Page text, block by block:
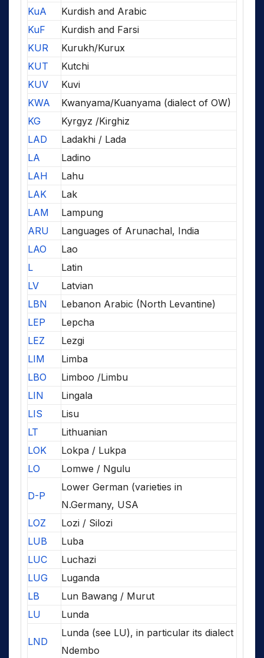
KuA
Kurdish and Arabic
KuF
Kurdish and Farsi
KUR
Kurukh/Kurux
KUT
Kutchi
KUV
Kuvi
KWA
Kwanyama/Kuanyama (dialect of OW)
KG
Kyrgyz /Kirghiz
LAD
Ladakhi / Lada
LA
Ladino
LAH
Lahu
LAK
Lak
LAM
Lampung
ARU
Languages of Arunachal, India
LAO
Lao
L
Latin
LV
Latvian
LBN
Lebanon Arabic (North Levantine)
LEP
Lepcha
LEZ
Lezgi
LIM
Limba
LBO
Limboo /Limbu
LIN
Lingala
LIS
Lisu
LT
Lithuanian
LOK
Lokpa / Lukpa
LO
Lomwe / Ngulu
D-P
Lower German (varieties in
N.Germany, USA
LOZ
Lozi / Silozi
LUB
Luba
LUC
Luchazi
LUG
Luganda
LB
Lun Bawang / Murut
LU
Lunda
LND
Lunda (see LU), in particular its dialect
Ndembo